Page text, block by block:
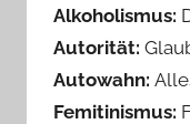
Alkoholismus:
Autorität:
Autowahn:
Femitinismus: